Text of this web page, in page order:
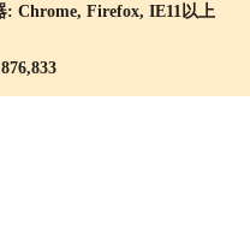
Chrome, Firefox, IE11以上